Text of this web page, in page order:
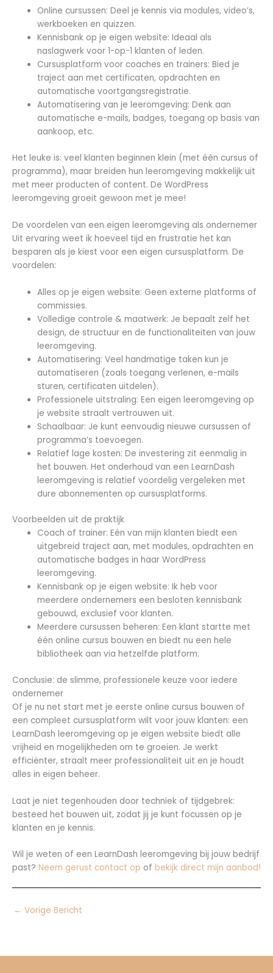
Online cursussen: Deel je kennis via modules, video’s,
werkboeken en quizzen.
Kennisbank op je eigen website: Ideaal als
naslagwerk voor 1-op-1 klanten of leden.
Cursusplatform voor coaches en trainers: Bied je
traject aan met certificaten, opdrachten en
automatische voortgangsregistratie.
Automatisering van je leeromgeving: Denk aan
automatische e-mails, badges, toegang op basis van
aankoop, etc.
Het leuke is: veel klanten beginnen klein (met één cursus of
programma), maar breiden hun leeromgeving makkelijk uit
met meer producten of content. De WordPress
leeromgeving groeit gewoon met je mee!
De voordelen van een eigen leeromgeving als ondernemer
Uit ervaring weet ik hoeveel tijd en frustratie het kan
besparen als je kiest voor een eigen cursusplatform. De
voordelen:
Alles op je eigen website: Geen externe platforms of
commissies.
Volledige controle & maatwerk: Je bepaalt zelf het
design, de structuur en de functionaliteiten van jouw
leeromgeving.
Automatisering: Veel handmatige taken kun je
automatiseren (zoals toegang verlenen, e-mails
sturen, certificaten uitdelen).
Professionele uitstraling: Een eigen leeromgeving op
je website straalt vertrouwen uit.
Schaalbaar: Je kunt eenvoudig nieuwe cursussen of
programma’s toevoegen.
Relatief lage kosten: De investering zit eenmalig in
het bouwen. Het onderhoud van een LearnDash
leeromgeving is relatief voordelig vergeleken met
dure abonnementen op cursusplatforms.
Voorbeelden uit de praktijk
Coach of trainer: Eén van mijn klanten biedt een
uitgebreid traject aan, met modules, opdrachten en
automatische badges in haar WordPress
leeromgeving.
Kennisbank op je eigen website: Ik heb voor
meerdere ondernemers een besloten kennisbank
gebouwd, exclusief voor klanten.
Meerdere cursussen beheren: Een klant startte met
één online cursus bouwen en biedt nu een hele
bibliotheek aan via hetzelfde platform.
Conclusie: de slimme, professionele keuze voor iedere
ondernemer
Of je nu net start met je eerste online cursus bouwen of
een compleet cursusplatform wilt voor jouw klanten: een
LearnDash leeromgeving op je eigen website biedt alle
vrijheid en mogelijkheden om te groeien. Je werkt
efficiënter, straalt meer professionaliteit uit en je houdt
alles in eigen beheer.
Laat je niet tegenhouden door techniek of tijdgebrek:
besteed het bouwen uit, zodat jij je kunt focussen op je
klanten en je kennis.
Wil je weten of een LearnDash leeromgeving bij jouw bedrijf
past? Neem gerust contact op of bekijk direct mijn aanbod!
← Vorige Bericht